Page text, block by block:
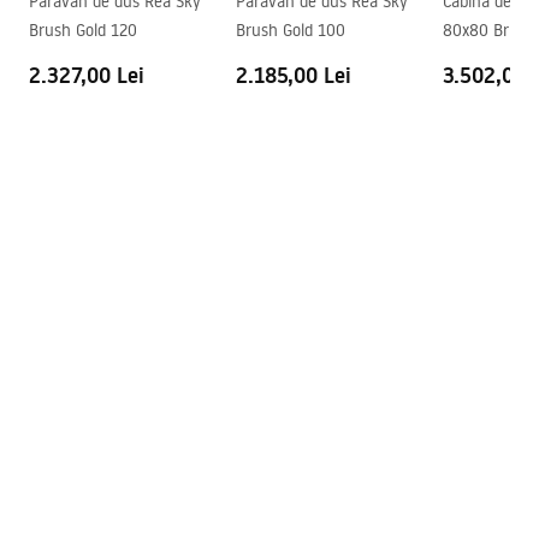
Garantie
5 ani
Brush Gold 120
2.327,00 Lei
Brush Gold 100
2.185,00 Lei
80x80 Brush
3.502,00